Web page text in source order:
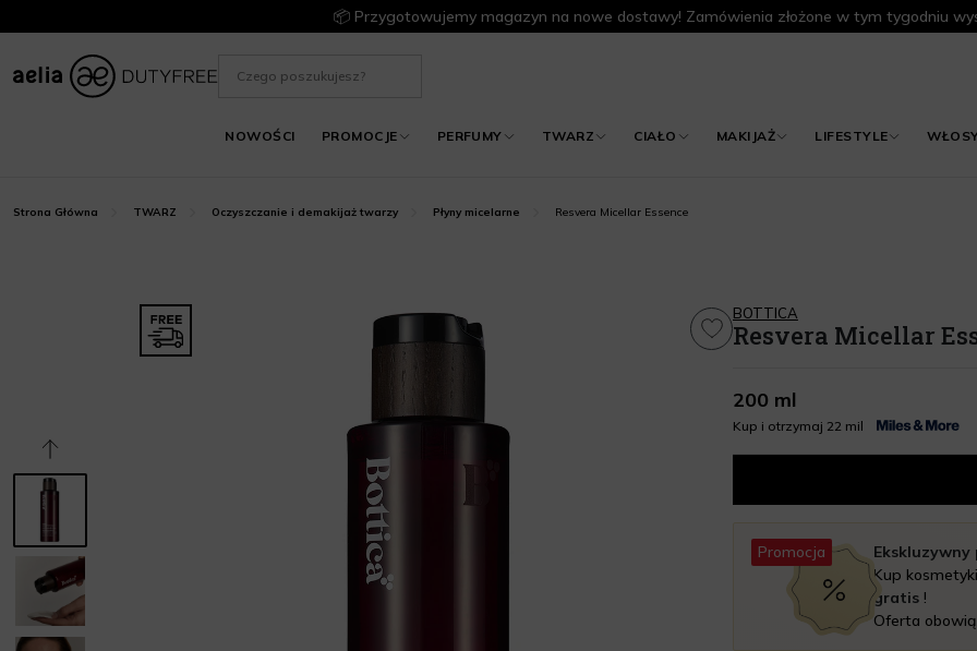
📦 Przygotowujemy magazyn na nowe dostawy! Zamówienia złożone w tym tygodniu
NOWOŚCI PROMOCJE PERFUMY TWARZ CIAŁO MAKIJAŻ LIFESTYLE
Strona Główna TWARZ Oczyszczanie i demakijaż twarzy Płyny micelarne Resvera Micellar Essence
BOTTICA
Resvera Micellar
200 ml
Kup i otrzymaj 22 mil
Promocja
Kup kosmetyki
gratis!
Oferta